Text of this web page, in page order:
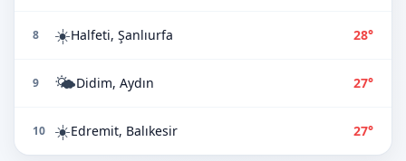
8 ☀️Halfeti, Şanlıurfa 28°
9 🌤️Didim, Aydın 27°
10 ☀️Edremit, Balıkesir 27°